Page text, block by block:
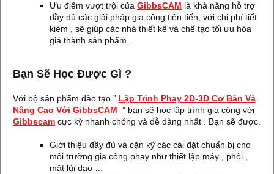
Ưu điểm vượt trội của GibbsCAM là khả năng hỗ trợ
đầy đủ các giải pháp gia công tiên tiến, với chi phí tiết
kiêm , sẽ giúp các nhà thiết kế và chế tạo tối ưu hóa
giá thành sản phẩm .
Bạn Sẽ Học Được Gì ?
Với bộ sản phẩm đào tạo ” Lập Trình Phay 2D-3D Cơ Bản Và
Nâng Cao Với GibbsCAM ” bạn sẽ học lập trình gia công với
Gibbscam cực kỳ nhanh chóng và dễ dàng nhất . Bạn sẽ được.
Giới thiệu đầy đủ và cặn kỹ các cài đặt chuẩn bị cho
môi trường gia công phay như thiết lập máy , phôi ,
mặt lùi dao …